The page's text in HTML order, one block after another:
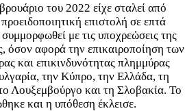
του 2022 είχε σταλεί από
επιστολή σε επτά
με τις υποχρεώσεις της
όσον αφορά την επικαιροποίηση των
και επικινδυνότητας πλημμύρας
την Κύπρο, την Ελλάδα, τη
Λουξεμβούργο και τη Σλοβακία. Το
και η υπόθεση έκλεισε.